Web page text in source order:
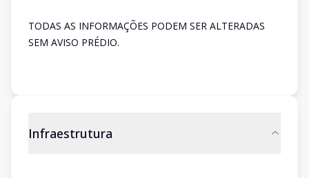
TODAS AS INFORMAÇÕES PODEM SER ALTERADAS
SEM AVISO PRÉDIO.
Infraestrutura